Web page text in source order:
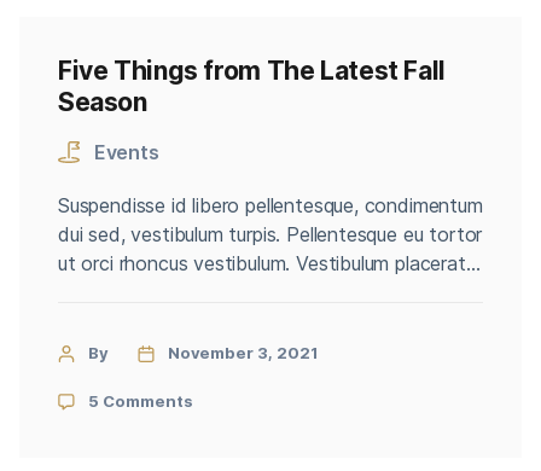
Five Things from The Latest Fall
Season
Events
Suspendisse id libero pellentesque, condimentum
dui sed, vestibulum turpis. Pellentesque eu tortor
ut orci rhoncus vestibulum. Vestibulum placerat
lectus semper mollis. Proin et porttitor velit.
consectetur lectus ac feugiat. Nullam et cursus
By November 3, 2021
5 Comments